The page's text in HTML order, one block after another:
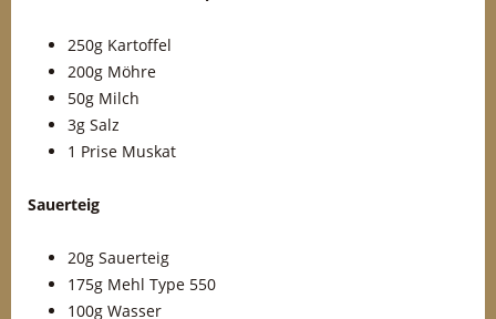
250g Kartoffel
200g Möhre
50g Milch
3g Salz
1 Prise Muskat
Sauerteig
20g Sauerteig
175g Mehl Type 550
100g Wasser